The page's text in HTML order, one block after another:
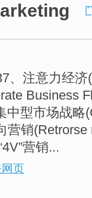
、注意力经
Business
中型市场战略
营销
营销...
页